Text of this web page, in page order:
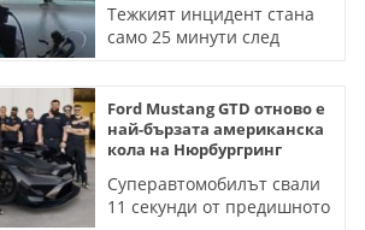
Тежкият инцидент стана
само 25 минути след
Ford Mustang GTD отново е
най-бързата американска
кола на Нюрбургринг
Суперавтомобилът свали
11 секунди от предишното